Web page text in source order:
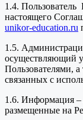
1.4.
настоящего
unikor-education.ru
1.5.
осуществляющий
Пользователями,
связанных с
1.6. Информация –
размещенные на